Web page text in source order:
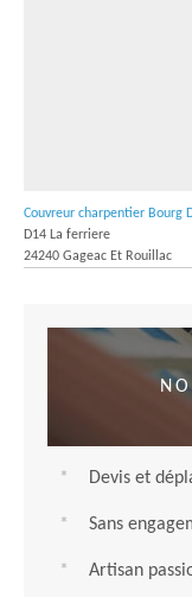
Couvreur charpentier Bourg
D14 La ferriere
24240 Gageac Et Rouillac
Devis et
Sans
Artisan